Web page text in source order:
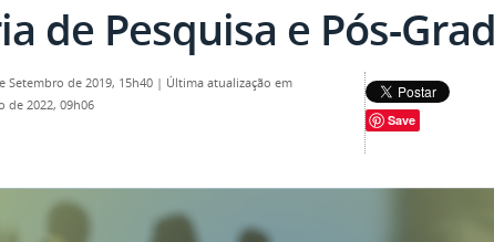
de Pesquisa e Pós-
Setembro de 2019, 15h40 | Última atualização em
de 2022, 09h06
Save